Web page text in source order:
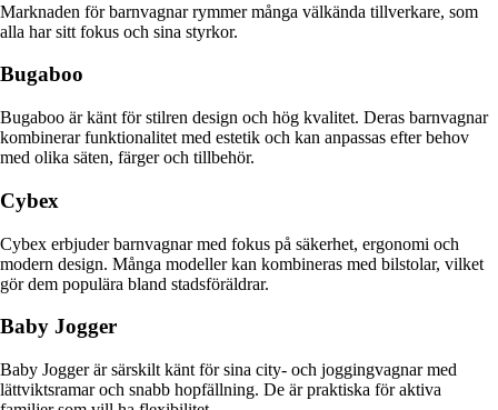
Marknaden för barnvagnar rymmer många välkända tillverkare, som
alla har sitt fokus och sina styrkor.
Bugaboo
Bugaboo är känt för stilren design och hög kvalitet. Deras barnvagnar
kombinerar funktionalitet med estetik och kan anpassas efter behov
med olika säten, färger och tillbehör.
Cybex
Cybex erbjuder barnvagnar med fokus på säkerhet, ergonomi och
modern design. Många modeller kan kombineras med bilstolar, vilket
gör dem populära bland stadsföräldrar.
Baby Jogger
Baby Jogger är särskilt känt för sina city- och joggingvagnar med
lättviktsramar och snabb hopfällning. De är praktiska för aktiva